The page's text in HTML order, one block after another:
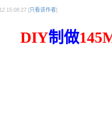
15:08:27 [只看该作者]
DIY制做